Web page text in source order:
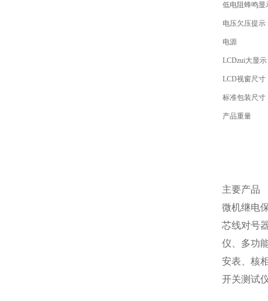
低电阻蜂鸣显
电压欠压提示
电源
LCDzui大显示
LCD视窗尺寸
标准包装尺寸
产品重量
主要产品
微机继电
芯线对号
仪、多功
安表、核
开关测试